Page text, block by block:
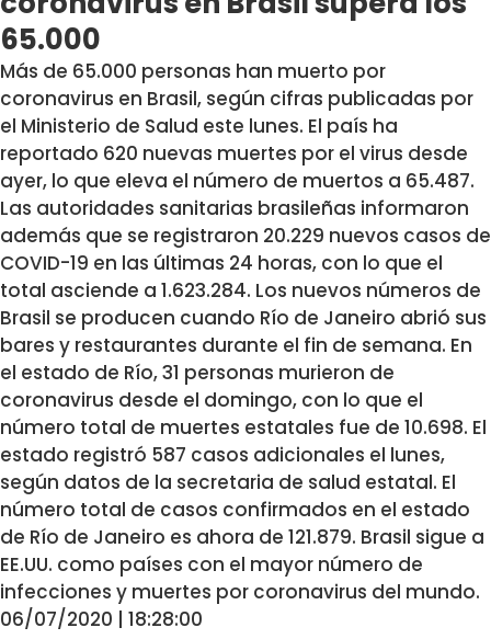
65.000
Más de 65.000 personas han muerto por
coronavirus en Brasil, según cifras publicadas por
el Ministerio de Salud este lunes. El país ha
reportado 620 nuevas muertes por el virus desde
ayer, lo que eleva el número de muertos a 65.487.
Las autoridades sanitarias brasileñas informaron
además que se registraron 20.229 nuevos casos de
COVID-19 en las últimas 24 horas, con lo que el
total asciende a 1.623.284. Los nuevos números de
Brasil se producen cuando Río de Janeiro abrió sus
bares y restaurantes durante el fin de semana. En
el estado de Río, 31 personas murieron de
coronavirus desde el domingo, con lo que el
número total de muertes estatales fue de 10.698. El
estado registró 587 casos adicionales el lunes,
según datos de la secretaria de salud estatal. El
número total de casos confirmados en el estado
de Río de Janeiro es ahora de 121.879. Brasil sigue a
EE.UU. como países con el mayor número de
infecciones y muertes por coronavirus del mundo.
06/07/2020 | 18:28:00